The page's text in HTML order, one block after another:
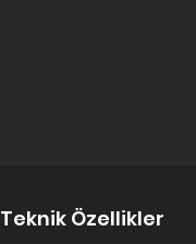
Teknik Özellikler